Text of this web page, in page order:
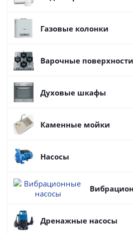
Газовые колонки
Варочные поверхности
Духовые шкафы
Каменные мойки
Насосы
Дренажные насосы